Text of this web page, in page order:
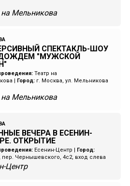
на Мельникова
СПЕКТАКЛЬ-ШОУ
"МУЖСКОЙ
Театр на
Город: г. Москва, ул. Мельникова
на Мельникова
ВЕЧЕРА В ЕСЕНИН-
ОТКРЫТИЕ
Есенин-Центр
Город:
пер. Чернышевского, 4с2, вход слева
Центр